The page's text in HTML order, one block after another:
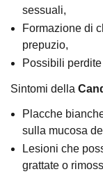
sessuali,
Formazione di
prepuzio,
Possibili
Sintomi della
Placche
sulla mucosa
Lesioni che
grattate o